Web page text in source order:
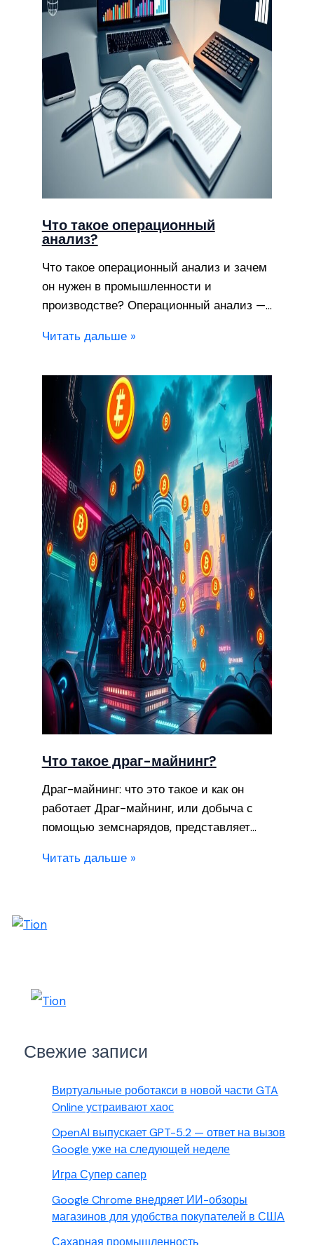
Что такое операционный
анализ?
Что такое операционный анализ и зачем
он нужен в промышленности и
производстве? Операционный анализ —…
Читать дальше »
Что такое драг-майнинг?
Драг-майнинг: что это такое и как он
работает Драг-майнинг, или добыча с
помощью земснарядов, представляет…
Читать дальше »
Свежие записи
Виртуальные роботакси в новой части GTA
Online устраивают хаос
OpenAI выпускает GPT-5.2 — ответ на вызов
Google уже на следующей неделе
Игра Супер сапер
Google Chrome внедряет ИИ-обзоры
магазинов для удобства покупателей в США
Сахарная промышленность